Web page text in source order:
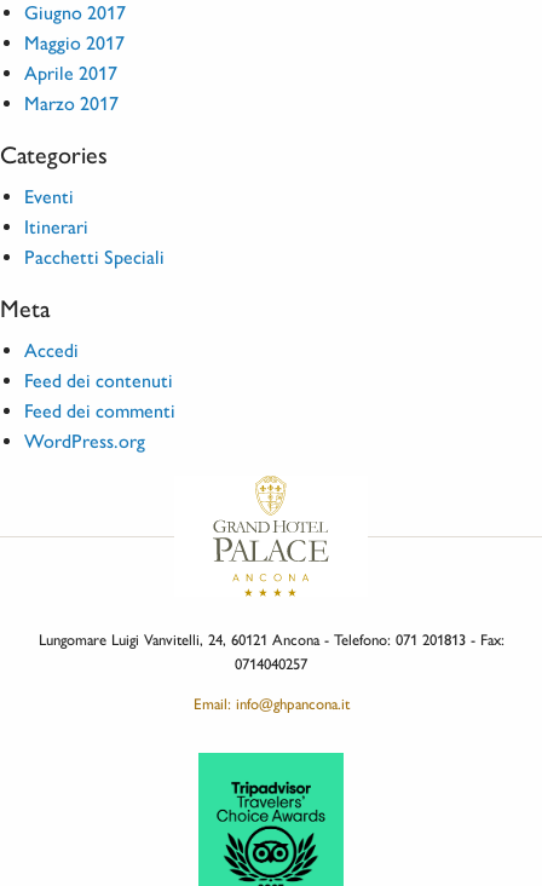
Giugno 2017
Maggio 2017
Aprile 2017
Marzo 2017
Categories
Eventi
Itinerari
Pacchetti Speciali
Meta
Accedi
Feed dei contenuti
Feed dei commenti
WordPress.org
Lungomare Luigi Vanvitelli, 24, 60121 Ancona - Telefono: 071 201813 - Fax:
0714040257
Email: info@ghpancona.it